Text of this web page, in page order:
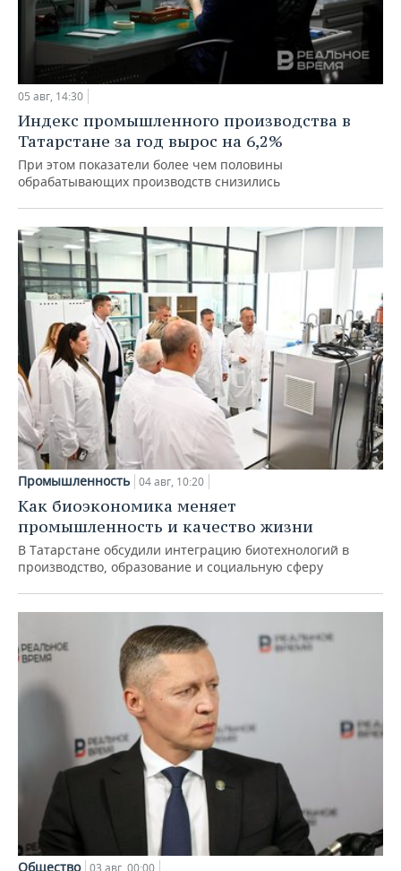
05 авг, 14:30
Индекс промышленного производства в
Татарстане за год вырос на 6,2%
При этом показатели более чем половины
обрабатывающих производств снизились
Промышленность 04 авг, 10:20
Как биоэкономика меняет
промышленность и качество жизни
В Татарстане обсудили интеграцию биотехнологий в
производство, образование и социальную сферу
Общество 03 авг, 00:00